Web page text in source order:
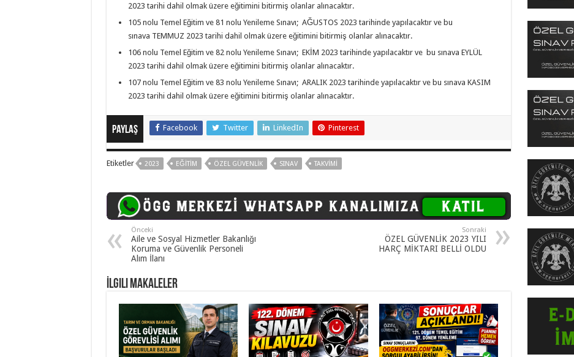
2023 tarihi dahil olmak üzere eğitimini bitirmiş olanlar alınacaktır.
105 nolu Temel Eğitim ve 81 nolu Yenileme Sınavı; AĞUSTOS 2023 tarihinde yapılacaktır ve bu
sınava TEMMUZ 2023 tarihi dahil olmak üzere eğitimini bitirmiş olanlar alınacaktır.
106 nolu Temel Eğitim ve 82 nolu Yenileme Sınavı; EKİM 2023 tarihinde yapılacaktır ve bu sınava EYLÜL
2023 tarihi dahil olmak üzere eğitimini bitirmiş olanlar alınacaktır.
107 nolu Temel Eğitim ve 83 nolu Yenileme Sınavı; ARALIK 2023 tarihinde yapılacaktır ve bu sınava KASIM
2023 tarihi dahil olmak üzere eğitimini bitirmiş olanlar alınacaktır.
Paylaş Facebook Twitter LinkedIn Pinterest
Etiketler 2023 EĞITIM ÖZEL GÜVENLIK SINAV TAKVIMI
Önceki
Aile ve Sosyal Hizmetler Bakanlığı
Koruma ve Güvenlik Personeli
Alım İlanı
Sonraki
ÖZEL GÜVENLİK 2023 YILI
HARÇ MİKTARI BELLİ OLDU
İlgili Makaleler